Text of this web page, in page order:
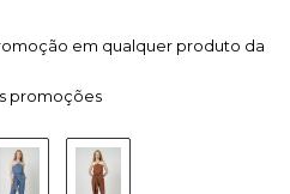
em qualquer produto da
promoções